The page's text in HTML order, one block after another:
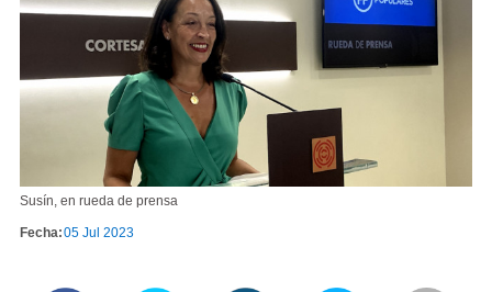
Susín, en rueda de prensa
Fecha:05 Jul 2023